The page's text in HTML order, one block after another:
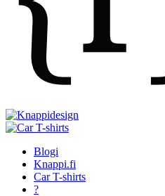
Blogi
Knappi.fi
Car T-shirts
?